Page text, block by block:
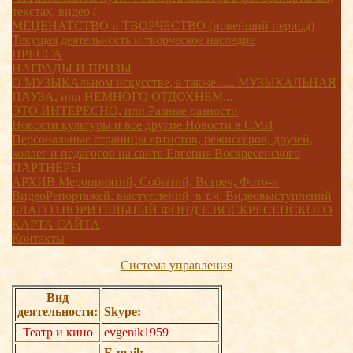
текстах, видео /
МЕЦЕНАТСТВО и ТВОРЧЕСТВО (новейший период)
Текущая деятельность и творческое наследие
ПРЕССА
НАГРАДЫ И ПРИЗЫ
О МУЗЫКАльном искусстве, а также...... МУЗЫКАЛЬНАЯ
ПАУЗА, или НЕМНОГО ОТДОХНЁМ...
ЭТО ИНТЕРЕСНО, или Разные разности
Новости культуры и все другие Новости в СМИ
Персональные страницы артистов, режиссёров, друзей,
коллег и педагогов на сайте Евгения Воскресенского
ПАРТНЁРЫ
АРХИВ Мероприятий, Событий, Встреч, Фото-и
ВидеоРепортажей, выступлений, в т.ч. Видеовыступлений
БЛАГОТВОРИТЕЛЬНЫЙ ФОНД Е.ВОСКРЕСЕНСКОГО
КАРТА САЙТА
Контакты
Система управления
Вид
деятельности: Skype:
Театр и кино
evgenik1959